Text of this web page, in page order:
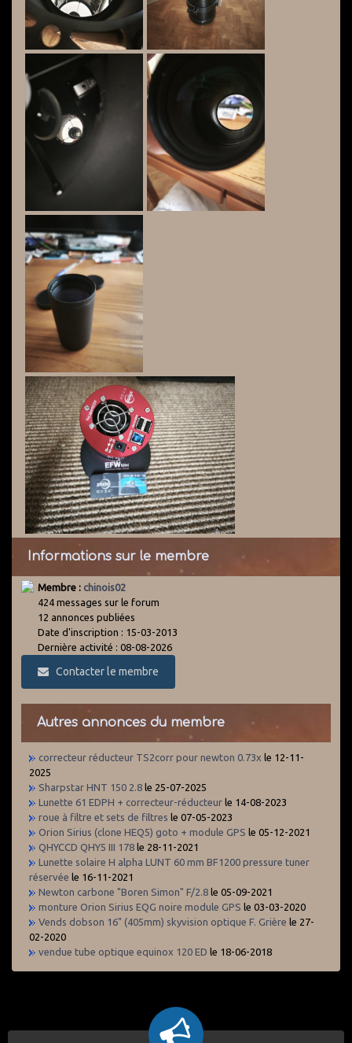
Informations sur le membre
Membre : chinois02
424 messages sur le forum
12 annonces publiées
Date d'inscription : 15-03-2013
Dernière activité : 08-08-2026
Contacter le membre
Autres annonces du membre
correcteur réducteur TS2corr pour newton 0.73x le 12-11-
2025
Sharpstar HNT 150 2.8 le 25-07-2025
Lunette 61 EDPH + correcteur-réducteur le 14-08-2023
roue à filtre et sets de filtres le 07-05-2023
Orion Sirius (clone HEQ5) goto + module GPS le 05-12-2021
QHYCCD QHY5 III 178 le 28-11-2021
Lunette solaire H alpha LUNT 60 mm BF1200 pressure tuner
réservée le 16-11-2021
Newton carbone "Boren Simon" F/2.8 le 05-09-2021
monture Orion Sirius EQG noire module GPS le 03-03-2020
Vends dobson 16" (405mm) skyvision optique F. Grière le 27-
02-2020
vendue tube optique equinox 120 ED le 18-06-2018